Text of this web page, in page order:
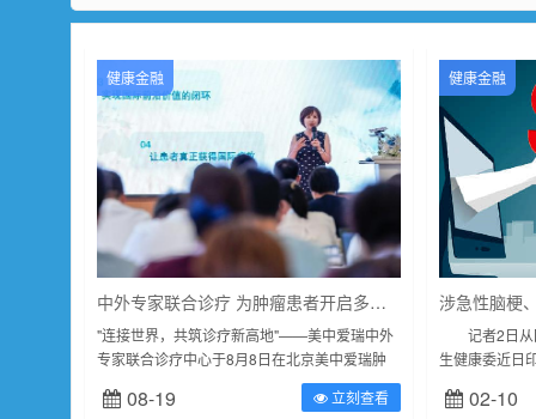
健康金融
中外专家联合诊疗 为肿瘤患者开启多元化选择
"连接世界，共筑诊疗新高地"——美中爱瑞中外
专家联合诊疗中心于8月8日在北京美中爱瑞肿
瘤医院正式启动。此次中心的正式启动，将为更
多患者带来更加全面、专业的诊疗服...
08-19 立刻查看
健康金融
记者2日从
生健康委近日
中，国家医疗
02-10